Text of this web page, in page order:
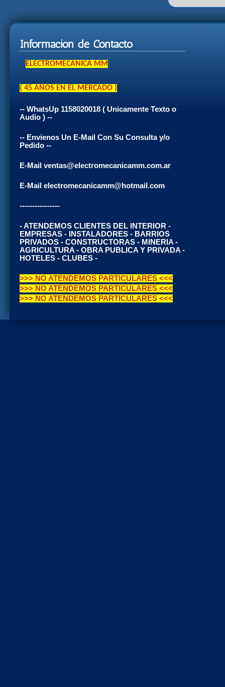
Información de Contacto
ELECTROMECANICA MM
( 45 AÑOS EN EL MERCADO )
-- WhatsUp 1158020018 ( Unicamente Texto o
Audio ) --
-- Envienos Un E-Mail Con Su Consulta y/o
Pedido --
E-Mail ventas@electromecanicamm.com.ar
E-Mail electromecanicamm@hotmail.com
----------------
- ATENDEMOS CLIENTES DEL INTERIOR -
EMPRESAS - INSTALADORES - BARRIOS
PRIVADOS - CONSTRUCTORAS - MINERIA -
AGRICULTURA - OBRA PUBLICA Y PRIVADA -
HOTELES - CLUBES -
>>> NO ATENDEMOS PARTICULARES <<<
>>> NO ATENDEMOS PARTICULARES <<<
>>> NO ATENDEMOS PARTICULARES <<<